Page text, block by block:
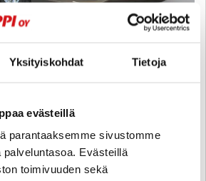
Yksityiskohdat Tietoja
evästeillä
parantaaksemme sivustomme
Evästeillä
toimivuuden sekä
Automaatti ilmastointi
196 000 km